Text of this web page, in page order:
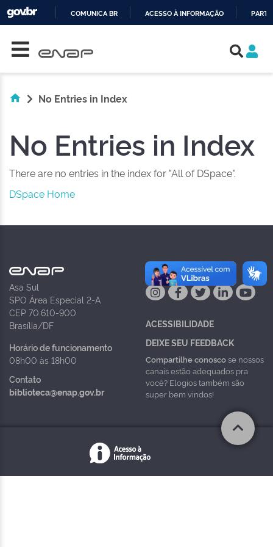
COMUNICA BR ACESSO À INFORMAÇÃO
No Entries in Index
No Entries in Index
There are no entries in the index for "All of DSpace".
DSpace Home
Asa Sul
SPO Área Especial 2-A
CEP 70.610-900
Brasília/DF
Horário de funcionamento
08h00 às 18h00
Contato
biblioteca@enap.gov.br
NAS REDES
ACESSIBILIDADE
DEIXE SEU FEEDBACK
Compartilhe conoscose nossos
canais estão adequados pra
você? Elogios também são
super bem vindos!